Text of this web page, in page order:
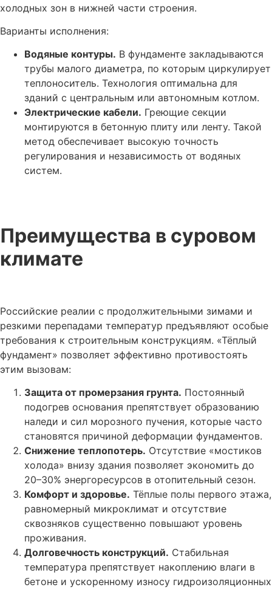
холодных зон в нижней части строения.
Варианты исполнения:
Водяные контуры. В фундаменте закладываются
трубы малого диаметра, по которым циркулирует
теплоноситель. Технология оптимальна для
зданий с центральным или автономным котлом.
Электрические кабели. Греющие секции
монтируются в бетонную плиту или ленту. Такой
метод обеспечивает высокую точность
регулирования и независимость от водяных
систем.
Преимущества в суровом
климате
Российские реалии с продолжительными зимами и
резкими перепадами температур предъявляют особые
требования к строительным конструкциям. «Тёплый
фундамент» позволяет эффективно противостоять
этим вызовам:
Защита от промерзания грунта. Постоянный
подогрев основания препятствует образованию
наледи и сил морозного пучения, которые часто
становятся причиной деформации фундаментов.
Снижение теплопотерь. Отсутствие «мостиков
холода» внизу здания позволяет экономить до
20–30% энергоресурсов в отопительный сезон.
Комфорт и здоровье. Тёплые полы первого этажа,
равномерный микроклимат и отсутствие
сквозняков существенно повышают уровень
проживания.
Долговечность конструкций. Стабильная
температура препятствует накоплению влаги в
бетоне и ускоренному износу гидроизоляционных